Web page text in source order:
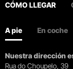
CÓMO LLEGAR
A pie En coche
Nuestra dirección
Rua do Choupelo, 39